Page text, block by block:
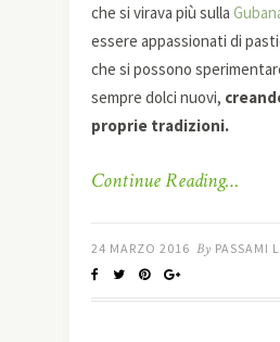
che si virava più sulla
essere appassionati di
che si possono
sempre dolci nuovi,
proprie tradizioni.
Continue Reading…
24 MARZO 2016 By PASSAMI